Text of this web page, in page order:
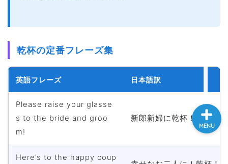
乾杯の定番フレーズ集
英語フレーズ 日本語訳
Please raise your glasse
s to the bride and groo
m!
新郎新婦に乾杯！
Here’s to the happy coup
MENU
過去記事